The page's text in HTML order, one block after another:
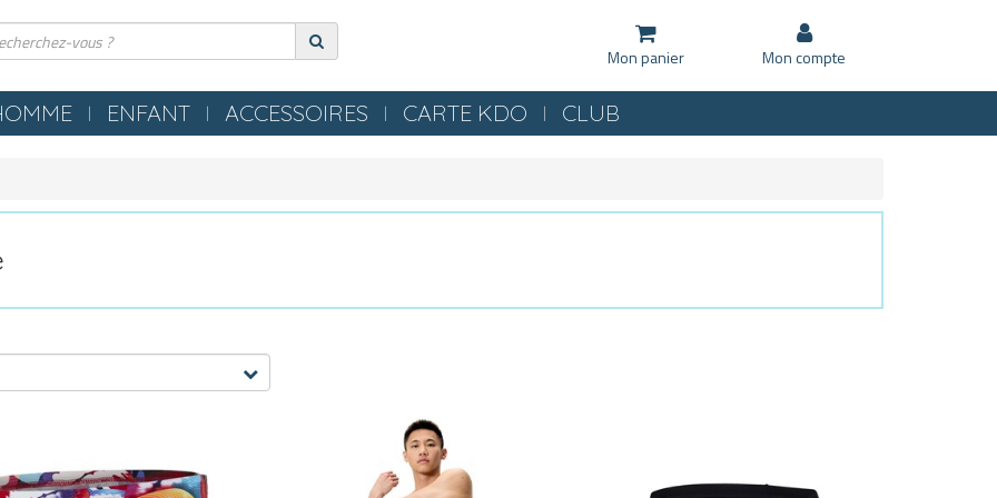
Mon panier Mon compte
ENFANT ACCESSOIRES CARTE KDO CLUB
NEZ / BOUCHONS
TEXTILES